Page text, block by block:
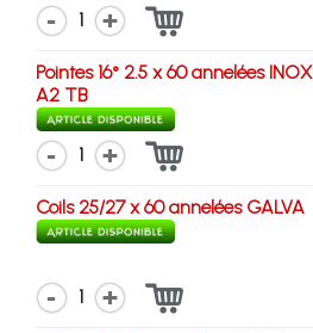
1
Pointes 16° 2.5 x 60 annelées INOX
A2 TB
1
Coils 25/27 x 60 annelées GALVA
1